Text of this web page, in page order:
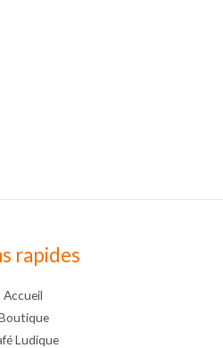
rapides
Accueil
Ludique